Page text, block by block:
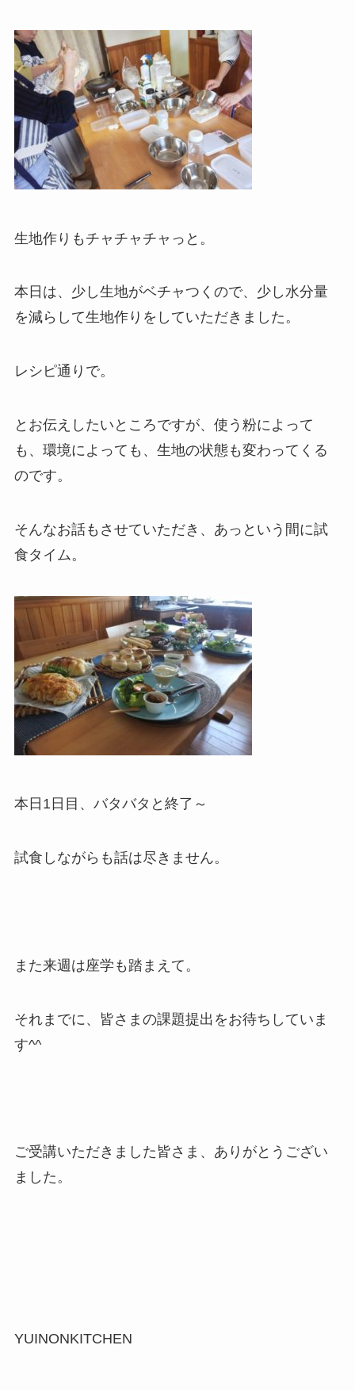
生地作りもチャチャチャっと。
本日は、少し生地がベチャつくので、少し水分量
を減らして生地作りをしていただきました。
レシピ通りで。
とお伝えしたいところですが、使う粉によって
も、環境によっても、生地の状態も変わってくる
のです。
そんなお話もさせていただき、あっという間に試
食タイム。
本日1日目、バタバタと終了～
試食しながらも話は尽きません。
また来週は座学も踏まえて。
それまでに、皆さまの課題提出をお待ちしていま
す^^
ご受講いただきました皆さま、ありがとうござい
ました。
YUINONKITCHEN